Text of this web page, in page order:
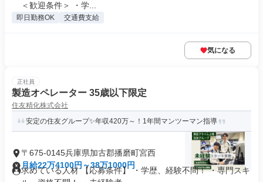
＜歓迎条件＞ ・学...
即日勤務OK 交通費支給
気になる
正社員
製造オペレーター 35歳以下限定
住友精化株式会社
安定の住友グループ✨年収420万～！1年間マンツーマン指導
〒675-0145兵庫県加古郡播磨町宮西
月給22万4100円～38万1000円
求めている人材 【応募条件】 ・学歴、経験不問！ ・専門スキ